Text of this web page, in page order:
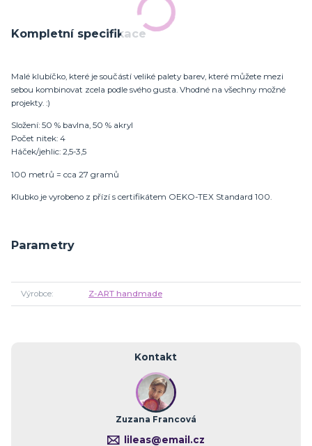
Kompletní specifikace
Malé klubíčko, které je součástí veliké palety barev, které můžete mezi
sebou kombinovat zcela podle svého gusta. Vhodné na všechny možné
projekty. :)
Složení: 50 % bavlna, 50 % akryl
Počet nitek: 4
Háček/jehlic: 2,5-3,5
100 metrů = cca 27 gramů
Klubko je vyrobeno z přízí s certifikátem OEKO-TEX Standard 100.
Parametry
Výrobce Z-ART handmade
Kontakt
Zuzana Francová
lileas@email.cz